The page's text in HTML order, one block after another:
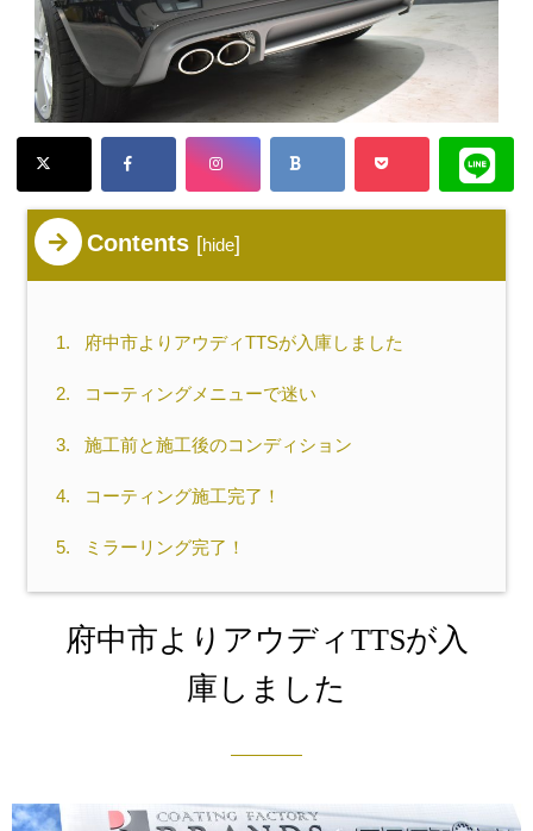
Contents [hide]
1. 府中市よりアウディTTSが入庫しました
2. コーティングメニューで迷い
3. 施工前と施工後のコンディション
4. コーティング施工完了！
5. ミラーリング完了！
府中市よりアウディTTSが入
庫しました